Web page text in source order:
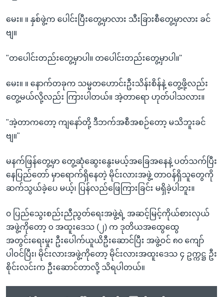
မေး။ ။ နှစ်ဖွဲ့က ပေါင်းပြီးတွေ့မှာလား သီးခြားစီတွေ့မှာလား ခင်
ဗျ။
"တပေါင်းတည်းတွေ့မှာပါ။ တပေါင်းတည်းတွေ့မှာပါ။"
မေး။ ။ နောက်တခုက သမ္မတဟောင်းဦးသိန်းစိန်နဲ့ တွေ့ဖို့လည်း
တွေ့မယ်လို့လည်း ကြားပါတယ်။ အဲ့တာရော ဟုတ်ပါသလား။
"အဲ့တာကတော့ ကျနော်တို့ ဒီဘက်အစီအစဉ်တော့ မသိဘူးခင်
ဗျ။"
မနက်ဖြန်တွေ့မှာ တွေ့ဆုံဆွေးနွေးမယ့်အခြေအနေနဲ့ ပတ်သက်ပြီး
နေပြည်တော် မှာရောက်ရှိနေတဲ့ မိုင်းလားအဖွဲ့ တာဝန်ရှိသူတွေကို
ဆက်သွယ်ခဲ့ပေ မယ့်၊ ပြန်လည်ဖြေကြားခြင်း မရှိခဲ့ပါဘူး။
၀ ပြည်သွေးစည်းညီညွတ်ရေးအဖွဲ့ရဲ့ အဆင့်မြင့်ကိုယ်စားလှယ်
အဖွဲ့ကိုတော့ ၀ အထူးဒေသ (၂) က ဒုတိယအထွေထွေ
အတွင်းရေးမှုး ဦးပေါက်ယူယိဦးဆောင်ပြီး အဖွဲ့ဝင် ၈၀ ကျော်
ပါဝင်ပြီး၊ မိုင်းလားအဖွဲ့ကိုတော့ မိုင်းလားအထူးဒေသ ၄ ဥက္ကဋ္ဌ ဦး
စိုင်းလင်းက ဦးဆောင်တာလို့ သိရပါတယ်။